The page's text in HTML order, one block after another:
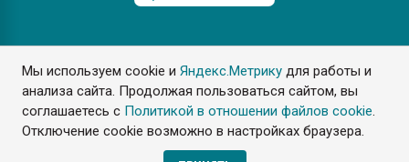
Мы используем cookie иЯндекс.Метрику для работы и
анализа сайта. Продолжая пользоваться сайтом, вы
соглашаетесь с Политикой в отношении файлов cookie.
Отключение cookie возможно в настройках браузера.
ПластЭксперт © 2006. Все права защищены
Разрешается копирование материалов сайта с обязательной
ссылкой на www.e-plastic.ru
Разработка сайта